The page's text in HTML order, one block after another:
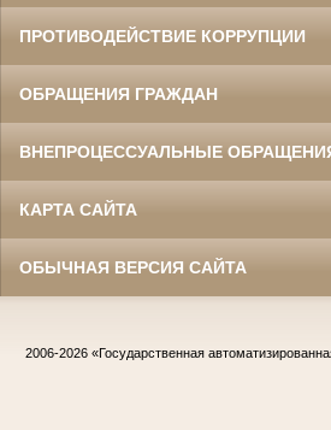
ПРОТИВОДЕЙСТВИЕ КОРРУПЦИИ
ОБРАЩЕНИЯ ГРАЖДАН
ВНЕПРОЦЕССУАЛЬНЫЕ
КАРТА САЙТА
ОБЫЧНАЯ ВЕРСИЯ САЙТА
2006-2026 «Государственная